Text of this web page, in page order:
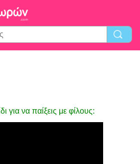
για να παίξεις με φίλους: